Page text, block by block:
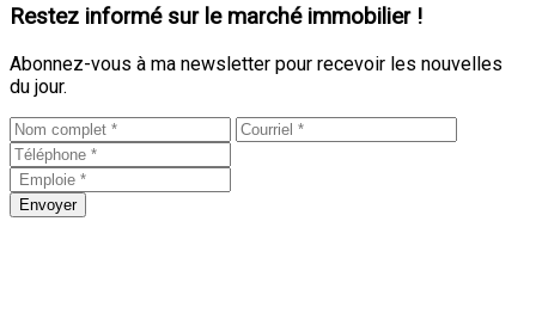
Restez informé sur le marché immobilier !
Abonnez-vous à ma newsletter pour recevoir les nouvelles
du jour.
Envoyer